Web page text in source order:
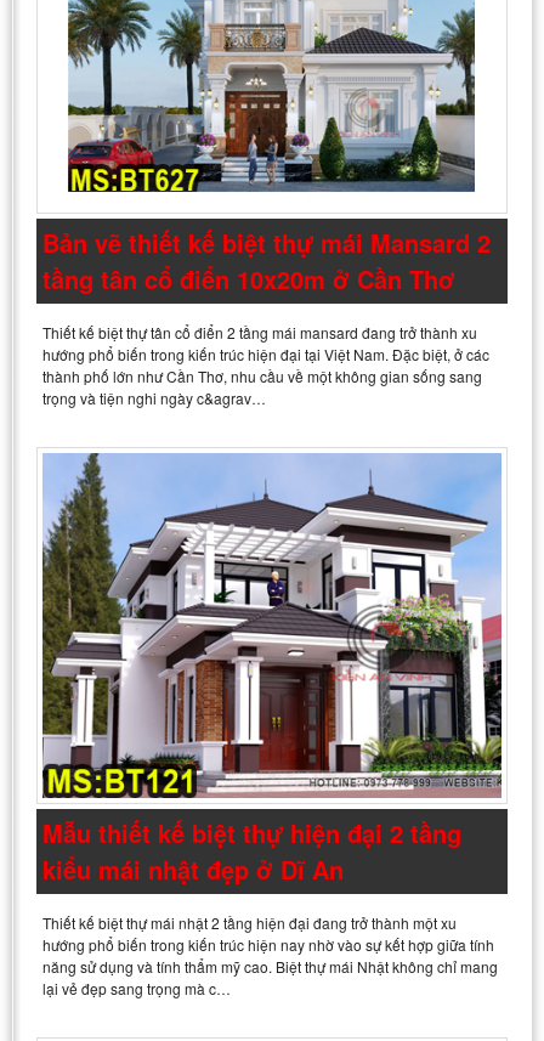
Bản vẽ thiết kế biệt thự mái Mansard 2
tầng tân cổ điển 10x20m ở Cần Thơ
Thiết kế biệt thự tân cổ điển 2 tầng mái mansard đang trở thành xu
hướng phổ biến trong kiến trúc hiện đại tại Việt Nam. Đặc biệt, ở các
thành phố lớn như Cần Thơ, nhu cầu về một không gian sống sang
trọng và tiện nghi ngày c&agrav…
Mẫu thiết kế biệt thự hiện đại 2 tầng
kiểu mái nhật đẹp ở Dĩ An
Thiết kế biệt thự mái nhật 2 tầng hiện đại đang trở thành một xu
hướng phổ biến trong kiến trúc hiện nay nhờ vào sự kết hợp giữa tính
năng sử dụng và tính thẩm mỹ cao. Biệt thự mái Nhật không chỉ mang
lại vẻ đẹp sang trọng mà c…